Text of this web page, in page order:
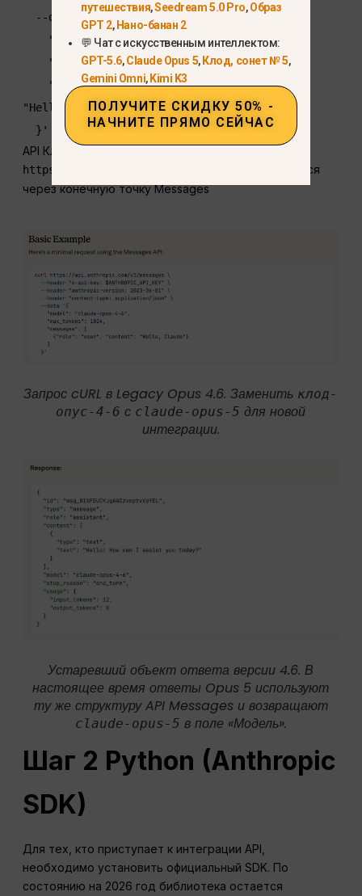
"Hello, Claude"}]
  }'
API Клода расположен по адресу
https://api.anthropic.com
, а Opus 4.6 вызывается
через конечную точку Messages
Запрос cURL в Legacy Opus 4.6. Заменить клод-
опус-4-6 с claude-opus-5 для новой
интеграции.
Устаревший объект ответа версии 4.6. В
настоящее время ответы Opus 5 используют
ту же структуру API Messages и возвращают
claude-opus-5 в поле «Модель».
Шаг 2 Python (Anthropic
SDK)
Для тех, кто приступает к интеграции API,
необходимо установить официальный SDK. По
состоянию на 2026 год библиотека остается
путешествия,Seedream 5.0 Pro,Образ
GPT 2,Нано-банан 2
💬 Чат с искусственным интеллектом:
GPT-5.6,Claude Opus 5,Клод, сонет № 5,
Gemini Omni,Kimi K3
ПОЛУЧИТЕ СКИДКУ 50% -
НАЧНИТЕ ПРЯМО СЕЙЧАС